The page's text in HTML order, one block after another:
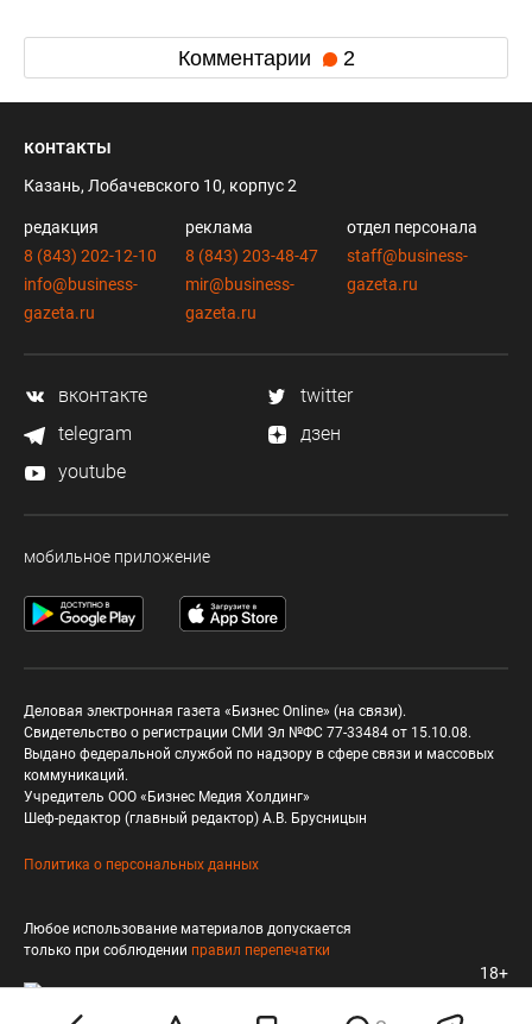
Комментарии 2
контакты
Казань, Лобачевского 10, корпус 2
редакция
8 (843) 202-12-10
info@business-
gazeta.ru
реклама
8 (843) 203-48-47
mir@business-
gazeta.ru
отдел персонала
staff@business-
gazeta.ru
вконтакте
twitter
telegram
дзен
youtube
мобильное приложение
Деловая электронная газета «Бизнес Online» (на связи).
Свидетельство о регистрации СМИ Эл №ФС 77-33484 от 15.10.08.
Выдано федеральной службой по надзору в сфере связи и массовых
коммуникаций.
Учредитель ООО «Бизнес Медия Холдинг»
Шеф-редактор (главный редактор) А.В. Брусницын
Политика о персональных данных
Любое использование материалов допускается
только при соблюдении правил перепечатки
18+